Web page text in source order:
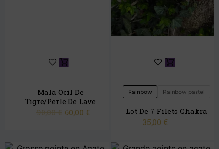
Mala Oeil De
Tigre/Perle De Lave
90,00€ 60,00 € Lot De 7 Filets Chakra
35,00 €
Rainbow Rainbow pastel